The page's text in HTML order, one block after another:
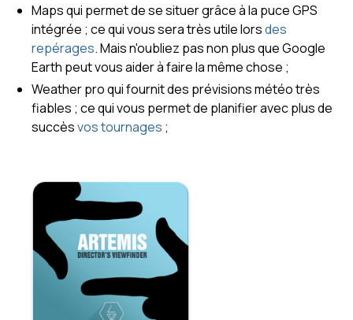
Maps qui permet de se situer grâce à la puce GPS
intégrée ; ce qui vous sera très utile lorsdes
repérages. Mais n'oubliez pas non plus que Google
Earth peut vous aider à faire la même chose ;
Weather pro qui fournit des prévisions météo très
fiables ; ce qui vous permet de planifier avec plus de
succèsvos tournages ;